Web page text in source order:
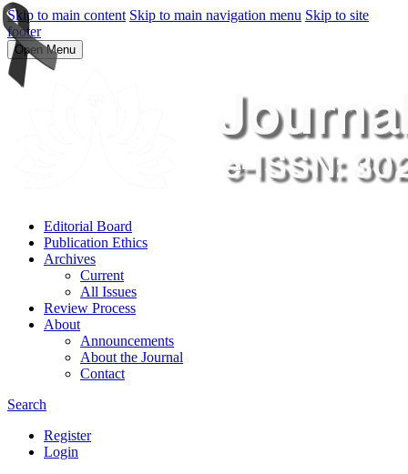
Skip to main content Skip to main navigation menu Skip to site
footer
Open Menu
Editorial Board
Publication Ethics
Archives
Current
All Issues
Review Process
About
Announcements
About the Journal
Contact
Search
Register
Login